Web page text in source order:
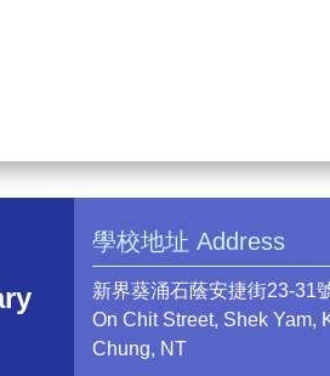
學校地址 Address
新界葵涌石蔭安捷街23-31
On Chit Street, Shek Yam,
Chung, NT